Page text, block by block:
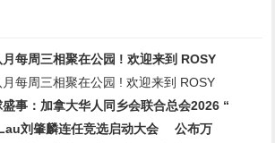
每周三相聚在公园 ! 欢迎来到 ROSY
每周三相聚在公园 ! 欢迎来到 ROSY
事：加拿大华人同乡会联合总会2026 “
刘肇麟连任竞选启动大会 公布万